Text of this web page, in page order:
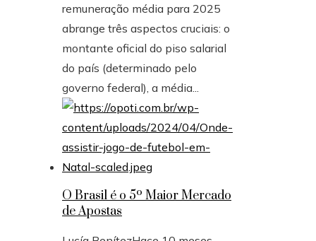
remuneração média para 2025
abrange três aspectos cruciais: o
montante oficial do piso salarial
do país (determinado pelo
governo federal), a média...
O Brasil é o 5º Maior Mercado
de Apostas